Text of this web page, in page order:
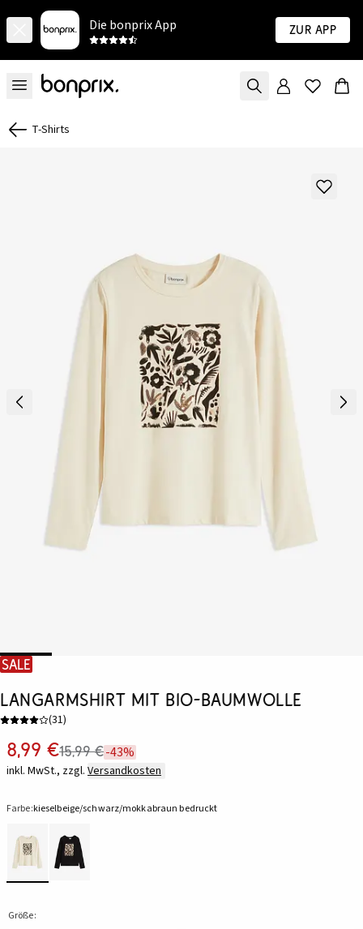
Die bonprix App Zur App
T-Shirts
SALE
Langarmshirt mit Bio-Baumwolle
(31)
8,99 €15,99 €-43%
inkl. MwSt., zzgl. Versandkosten
Farbe:kieselbeige/schwarz/mokkabraun bedruckt
Größe: